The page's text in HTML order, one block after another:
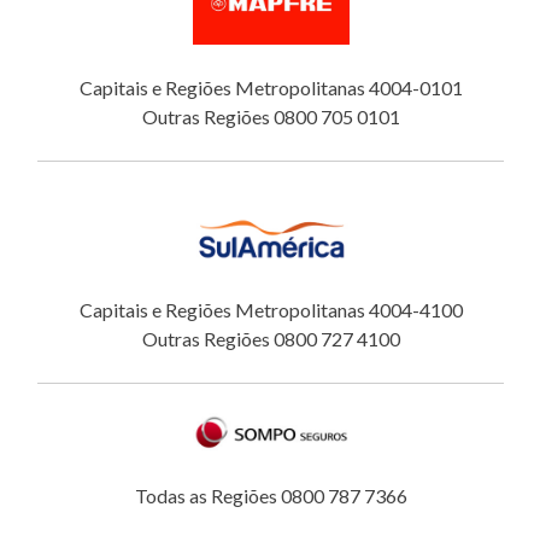
Capitais e Regiões Metropolitanas 4004-0101
Outras Regiões 0800 705 0101
Capitais e Regiões Metropolitanas 4004-4100
Outras Regiões 0800 727 4100
Todas as Regiões 0800 787 7366